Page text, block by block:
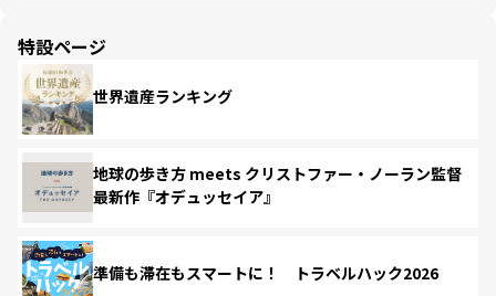
特設ページ
世界遺産ランキング
地球の歩き方 meets クリストファー・ノーラン監督
最新作『オデュッセイア』
準備も滞在もスマートに！ トラベルハック2026